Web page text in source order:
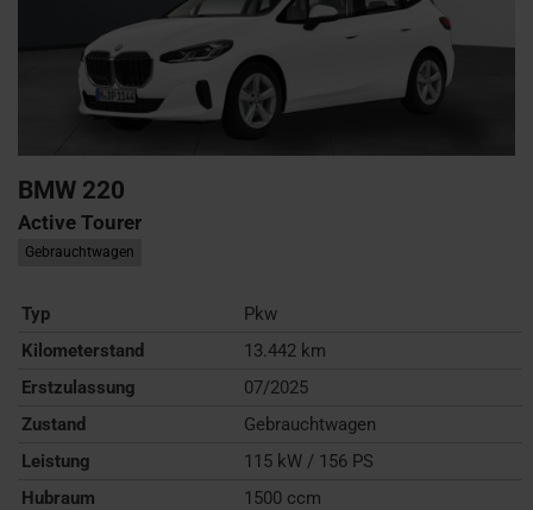
BMW 220
Active Tourer
Gebrauchtwagen
Typ
Pkw
Kilometerstand
13.442 km
Erstzulassung
07/2025
Zustand
Gebrauchtwagen
Leistung
115 kW / 156 PS
Hubraum
1500 ccm